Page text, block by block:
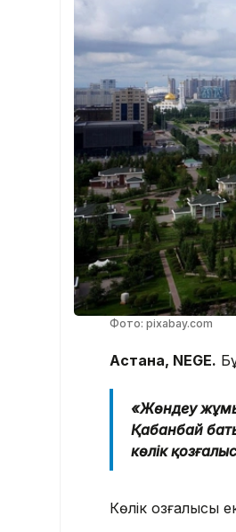
Фото: pixabay.com
Астана, NEGE.
«Жөндеу
Қабанбай
көлік
Көлік